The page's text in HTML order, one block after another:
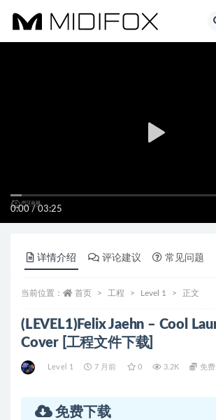
0:00/03:25
详情介绍 评论建议 常见问题
当前位置： 首页 工程 Level 1 正文
(LEVEL1)Felix Jaehn – Cool Launchpad
Cover [工程文件下载]
Level 1 7 月前 0 3.2K 免费
免费下载